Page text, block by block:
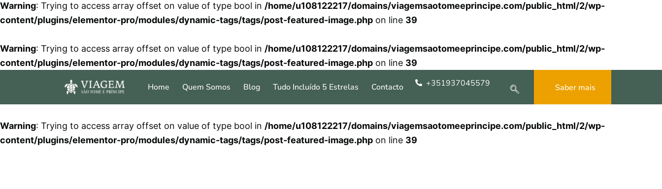
Warning: Trying to access array offset on value of type bool in /home/u108122217/domains/viagemsaotomeeprincipe.com/public_html/2/wp-
content/plugins/elementor-pro/modules/dynamic-tags/tags/post-featured-image.php on line 39
Warning: Trying to access array offset on value of type bool in /home/u108122217/domains/viagemsaotomeeprincipe.com/public_html/2/wp-
content/plugins/elementor-pro/modules/dynamic-tags/tags/post-featured-image.php on line 39
Home Quem Somos Blog Tudo Incluído 5 Estrelas Contacto +351937045579 Saber mais
Warning: Trying to access array offset on value of type bool in /home/u108122217/domains/viagemsaotomeeprincipe.com/public_html/2/wp-
content/plugins/elementor-pro/modules/dynamic-tags/tags/post-featured-image.php on line 39